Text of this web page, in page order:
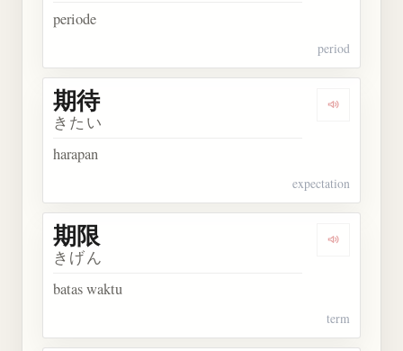
periode
period
Dengarkan
期待
きたい
harapan
expectation
Dengarkan
期限
きげん
batas waktu
term